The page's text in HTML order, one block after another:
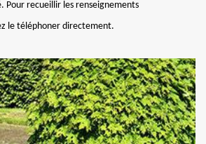
Pour recueillir les renseignements
le téléphoner directement.